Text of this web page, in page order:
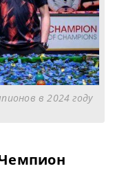
в 2024 году